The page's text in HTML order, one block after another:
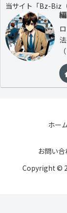
当サイト「Bz-Biz
ホー
お問い合
Copyright ©